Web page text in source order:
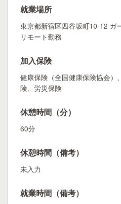
就業場所
東京都新宿区四谷坂町10-12 ガ
リモート勤務
加入保険
健康保険（全国健康保険協会）
険、労災保険
休憩時間（分）
60分
休憩時間（備考）
未入力
就業時間（備考）